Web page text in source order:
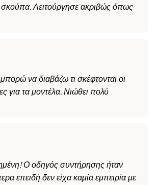
Λειτούργησε ακριβώς όπως
να διαβάζω τι σκέφτονται οι
για τα μοντέλα. Νιώθει πολύ
Ο οδηγός συντήρησης ήταν
επειδή δεν είχα καμία εμπειρία με